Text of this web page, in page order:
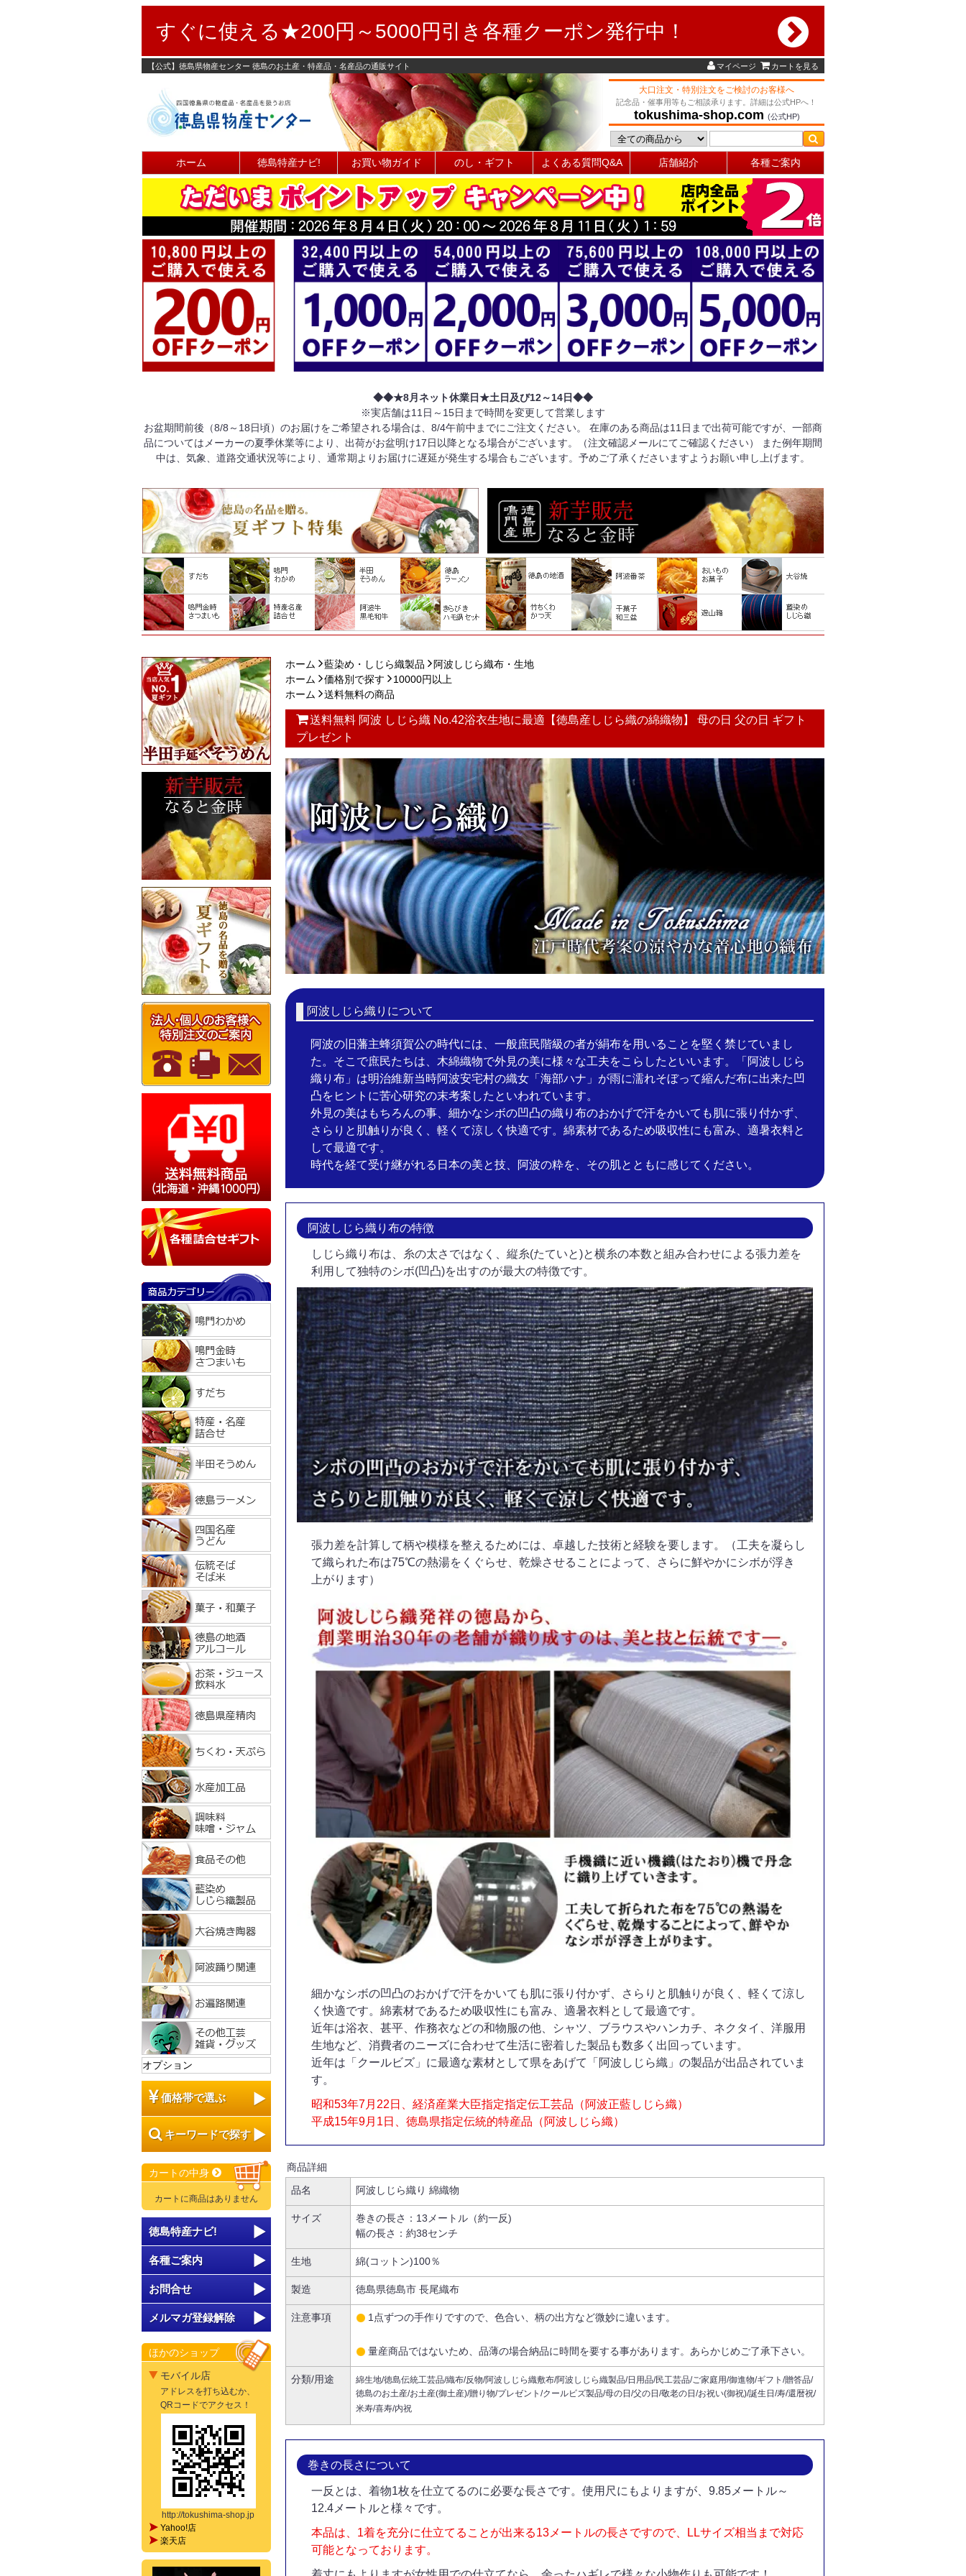
すぐに使える★200円～5000円引き各種クーポン発行中！
【公式】徳島県物産センター 徳島のお土産・特産品・名産品の通販サイト マイページ カートを見る
大口注文・特別注文をご検討のお客様へ
記念品・催事用等もご相談承ります。詳細は公式HPへ！
tokushima-shop.com (公式HP)
ホーム 徳島特産ナビ! お買い物ガイド のし・ギフト よくある質問Q&A 店舗紹介 各種ご案内
◆◆★8月ネット休業日★土日及び12～14日◆◆
※実店舗は11日～15日まで時間を変更して営業します
お盆期間前後（8/8～18日頃）のお届けをご希望される場合は、8/4午前中までにご注文ください。 在庫のある商品は11日まで出荷可能ですが、一部商
品についてはメーカーの夏季休業等により、出荷がお盆明け17日以降となる場合がございます。（注文確認メールにてご確認ください） また例年期間
中は、気象、道路交通状況等により、通常期よりお届けに遅延が発生する場合もございます。予めご了承くださいますようお願い申し上げます。
ホーム 藍染め・しじら織製品
阿波しじら織布・生地
ホーム
価格別で探す
10000円以上
ホーム
送料無料の商品
送料無料 阿波 しじら織 No.42浴衣生地に最適【徳島産しじら織の綿織物】 母の日 父の日 ギフト
プレゼント
阿波しじら織りについて
阿波の旧藩主蜂須賀公の時代には、一般庶民階級の者が絹布を用いることを堅く禁じていまし
た。そこで庶民たちは、木綿織物で外見の美に様々な工夫をこらしたといいます。「阿波しじら
織り布」は明治維新当時阿波安宅村の織女「海部ハナ」が雨に濡れそぼって縮んだ布に出来た凹
凸をヒントに苦心研究の末考案したといわれています。
外見の美はもちろんの事、細かなシボの凹凸の織り布のおかげで汗をかいても肌に張り付かず、
さらりと肌触りが良く、軽くて涼しく快適です。綿素材であるため吸収性にも富み、適暑衣料と
して最適です。
時代を経て受け継がれる日本の美と技、阿波の粋を、その肌とともに感じてください。
阿波しじら織り布の特徴
しじら織り布は、糸の太さではなく、縦糸(たていと)と横糸の本数と組み合わせによる張力差を
利用して独特のシボ(凹凸)を出すのが最大の特徴です。
張力差を計算して柄や模様を整えるためには、卓越した技術と経験を要します。（工夫を凝らし
て織られた布は75℃の熱湯をくぐらせ、乾燥させることによって、さらに鮮やかにシボが浮き
上がります）
細かなシボの凹凸のおかげで汗をかいても肌に張り付かず、さらりと肌触りが良く、軽くて涼し
く快適です。綿素材であるため吸収性にも富み、適暑衣料として最適です。
近年は浴衣、甚平、作務衣などの和物服の他、シャツ、ブラウスやハンカチ、ネクタイ、洋服用
生地など、消費者のニーズに合わせて生活に密着した製品も数多く出回っています。
近年は「クールビズ」に最適な素材として県をあげて「阿波しじら織」の製品が出品されていま
す。
昭和53年7月22日、経済産業大臣指定指定伝工芸品（阿波正藍しじら織）
平成15年9月1日、徳島県指定伝統的特産品（阿波しじら織）
商品詳細
品名
阿波しじら織り 綿織物
サイズ
巻きの長さ：13メートル（約一反)
幅の長さ：約38センチ
生地 綿(コットン)100％
製造 徳島県徳島市 長尾織布
注意事項 1点ずつの手作りですので、色合い、柄の出方など微妙に違います。
量産商品ではないため、品薄の場合納品に時間を要する事があります。あらかじめご了承下さい。
分類/用途 綿生地/徳島伝統工芸品/織布/反物/阿波しじら織敷布/阿波しじら織製品/日用品/民工芸品/ご家庭用/御進物/ギフト/贈答品/
徳島のお土産/お土産(御土産)/贈り物/プレゼント/クールビズ製品/母の日/父の日/敬老の日/お祝い(御祝)/誕生日/寿/還暦祝/
米寿/喜寿/内祝
巻きの長さについて
一反とは、着物1枚を仕立てるのに必要な長さです。使用尺にもよりますが、9.85メートル～
12.4メートルと様々です。
本品は、1着を充分に仕立てることが出来る13メートルの長さですので、LLサイズ相当まで対応
可能となっております。
オプション
価格帯で選ぶ
キーワードで探す
カートの中身
カートに商品はありません
徳島特産ナビ!
各種ご案内
お問合せ
メルマガ登録解除
ほかのショップ
モバイル店
アドレスを打ち込むか、
QRコードでアクセス！
http://tokushima-shop.jp
Yahoo!店
楽天店